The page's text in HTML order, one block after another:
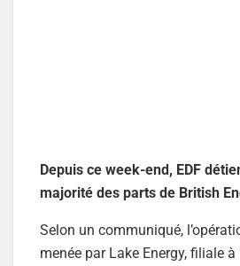
Depuis ce week-end, EDF
majorité des parts de British
Selon un communiqué,
menée par Lake Energy, filiale à